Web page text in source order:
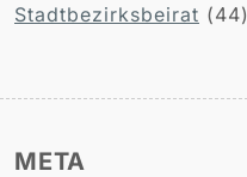
Stadtbezirksbeirat (44)
META